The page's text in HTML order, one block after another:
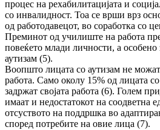
процес на рехабилитацијата и
со инвалидност. Тоа се врши врз
од работодавецот, во соработка со
Прeминот од училиште на работа
повеќето млади личности, a особено
аутизам (5).
Воопшто лицата со аутизам не можат
работа. Само околу 15% од лицата со
задржат својата работа (6). Голем
имаат и недостатокот на соодветна
отсуството на поддршка во
според потребите на овие лица (7).